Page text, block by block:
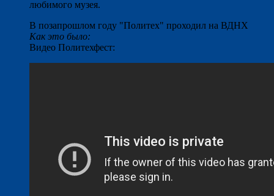
любимого музея.
В позапрошлом году "Политех" проходил на ВДНХ
Как это было:
Видео Политехфест: